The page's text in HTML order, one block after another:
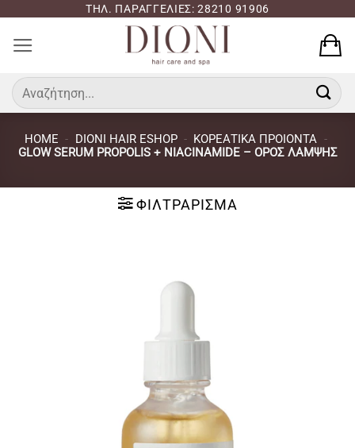
περιεχόμενο
ΤΗΛ. ΠΑΡΑΓΓΕΛΙΕΣ: 28210 91906
Αναζήτηση
για:
HOME - DIONI HAIR ESHOP - ΚΟΡΕΑΤΙΚΑ ΠΡΟΙΟΝΤΑ -
GLOW SERUM PROPOLIS + NIACINAMIDE – ΟΡΌΣ ΛΆΜΨΗΣ
ΦΙΛΤΡΆΡΙΣΜΑ